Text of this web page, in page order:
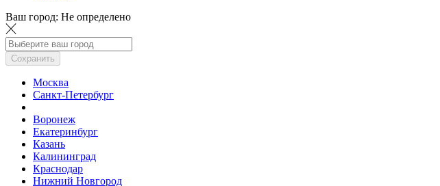
Ваш город: Не определено
Сохранить
Москва
Санкт-Петербург
Воронеж
Екатеринбург
Казань
Калининград
Краснодар
Нижний Новгород